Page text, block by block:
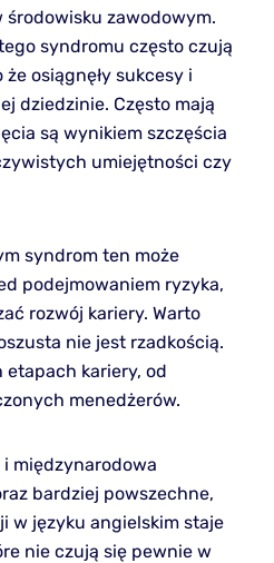
środowisku zawodowym.
syndromu często czują
osiągnęły sukcesy i
dziedzinie. Często mają
są wynikiem szczęścia
umiejętności czy
syndrom ten może
podejmowaniem ryzyka,
rozwój kariery. Warto
nie jest rzadkością.
etapach kariery, od
menedżerów.
i międzynarodowa
bardziej powszechne,
w języku angielskim staje
nie czują się pewnie w